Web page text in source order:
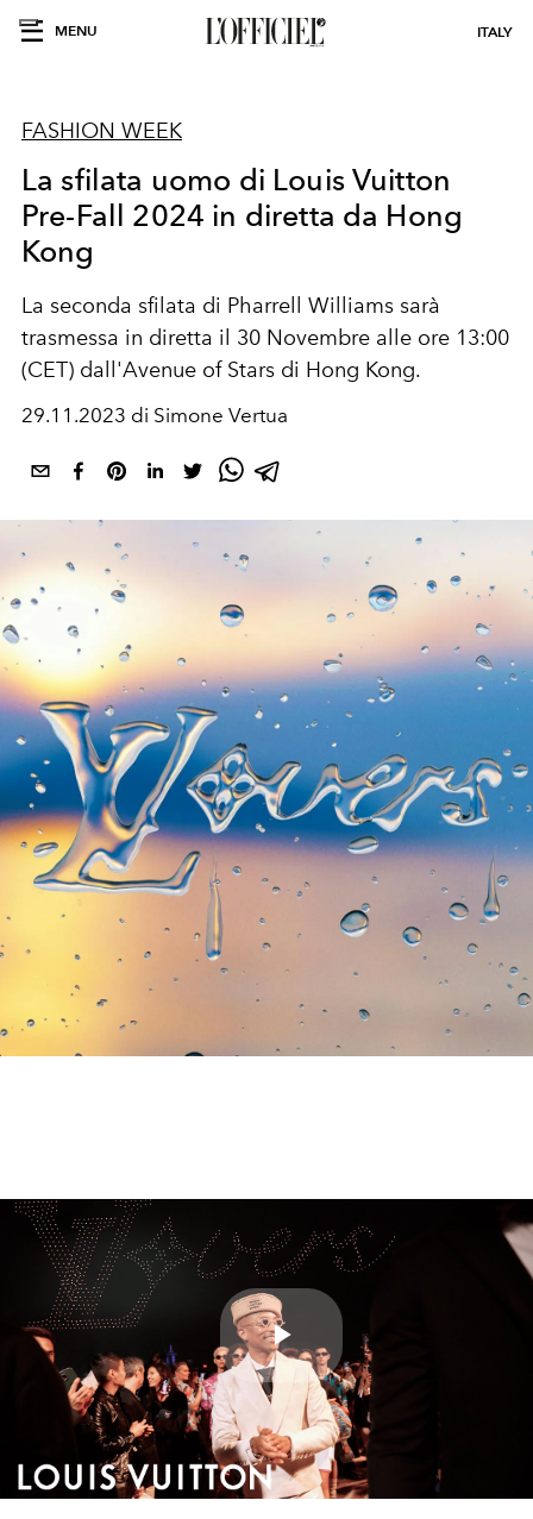
MENU ITALY
FASHION WEEK
La sfilata uomo di Louis Vuitton
Pre-Fall 2024 in diretta da Hong
Kong
La seconda sfilata di Pharrell Williams sarà
trasmessa in diretta il 30 Novembre alle ore 13:00
(CET) dall'Avenue of Stars di Hong Kong.
29.11.2023 di Simone Vertua
Play
Video